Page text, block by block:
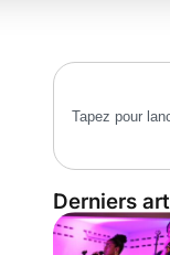
Derniers